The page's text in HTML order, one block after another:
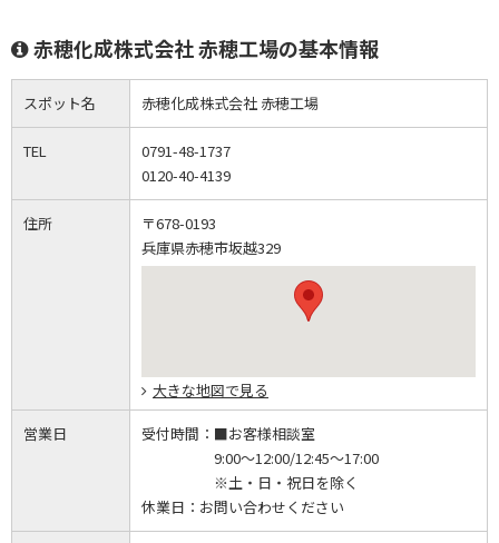
赤穂化成株式会社 赤穂工場の基本情報
スポット名 赤穂化成株式会社 赤穂工場
TEL
0791-48-1737
0120-40-4139
住所
〒678-0193
兵庫県赤穂市坂越329
大きな地図で見る
営業日 受付時間： ■お客様相談室
9:00～12:00/12:45～17:00
※土・日・祝日を除く
休業日： お問い合わせください